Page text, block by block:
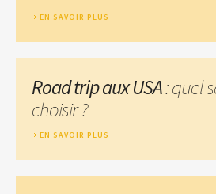
EN SAVOIR PLUS
Road trip aux USA: quel
choisir ?
EN SAVOIR PLUS